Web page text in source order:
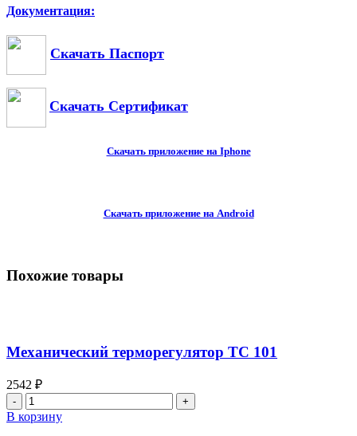
Документация:
Скачать Паспорт
Скачать Сертификат
Скачать приложение на Iphone
Скачать приложение на Android
Похожие товары
Механический терморегулятор ТС 101
2542 ₽
Количество
товара
Механический
В корзину